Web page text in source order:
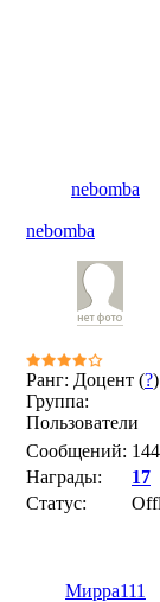
nebomba
nebomba
Ранг: Доцент (?)
Группа:
Пользователи
Сообщений:
Награды:
17
Статус:
Мирра111